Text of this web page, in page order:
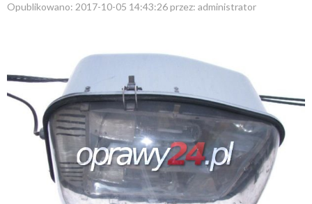
Opublikowano: 2017-10-05 14:43:26przez: administrator